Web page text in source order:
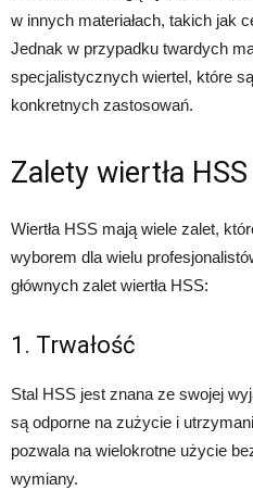
w innych materiałach, takich jak
Jednak w przypadku twardych
specjalistycznych wiertel, które
konkretnych zastosowań.
Zalety wiertła HSS
Wiertła HSS mają wiele zalet,
wyborem dla wielu
głównych zalet wiertła HSS:
1. Trwałość
Stal HSS jest znana ze swojej
są odporne na zużycie i
pozwala na wielokrotne użycie
wymiany.